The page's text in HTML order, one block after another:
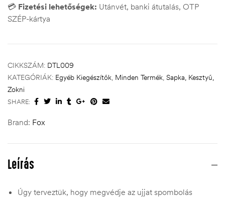
💳 Fizetési lehetőségek: Utánvét, banki átutalás, OTP
SZÉP-kártya
CIKKSZÁM: DTL009
KATEGÓRIÁK: Egyéb Kiegészítők, Minden Termék, Sapka, Kesztyű,
Zokni
SHARE:
Brand: Fox
Leírás
Úgy terveztük, hogy megvédje az ujjat spombolás